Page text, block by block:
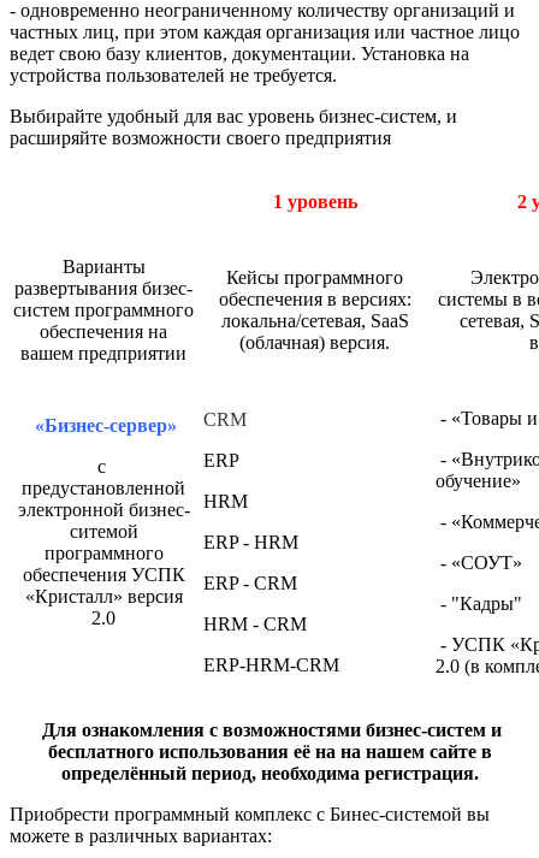
- одновременно неограниченному количеству организаций и
частных лиц, при этом каждая организация или частное лицо
ведет свою базу клиентов, документации. Установка на
устройства пользователей не требуется.
Выбирайте удобный для вас уровень бизнес-систем, и
расширяйте возможности своего предприятия
1 уровень 2
Варианты
развертывания бизес-
систем программного
обеспечения на
вашем предприятии
Кейсы программного
обеспечения в версиях:
локальна/сетевая, SaaS
(облачная) версия.
системы в
сетевая,
«Бизнес-сервер»
с
предустановленной
электронной бизнес-
ситемой
программного
обеспечения УСПК
«Кристалл» версия
2.0
CRM
ERP
HRM
ERP - HRM
ERP - CRM
HRM - CRM
ERP-HRM-CRM
- «Товары
-
обучение»
-
- «СОУТ»
- "Кадры"
- УСПК
2.0 (в
Для ознакомления с возможностями бизнес-систем и
бесплатного использования её на на нашем сайте в
определённый период, необходима регистрация.
Приобрести программный комплекс с Бинес-системой вы
можете в различных вариантах: